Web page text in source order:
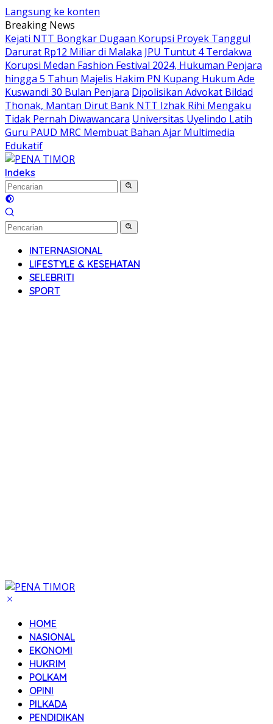
Langsung ke konten
Breaking News
Kejati NTT Bongkar Dugaan Korupsi Proyek Tanggul
Darurat Rp12 Miliar di Malaka JPU Tuntut 4 Terdakwa
Korupsi Medan Fashion Festival 2024, Hukuman Penjara
hingga 5 Tahun Majelis Hakim PN Kupang Hukum Ade
Kuswandi 30 Bulan Penjara Dipolisikan Advokat Bildad
Thonak, Mantan Dirut Bank NTT Izhak Rihi Mengaku
Tidak Pernah Diwawancara Universitas Uyelindo Latih
Guru PAUD MRC Membuat Bahan Ajar Multimedia
Edukatif
Indeks
INTERNASIONAL
LIFESTYLE & KESEHATAN
SELEBRITI
SPORT
HOME
NASIONAL
EKONOMI
HUKRIM
POLKAM
OPINI
PILKADA
PENDIDIKAN